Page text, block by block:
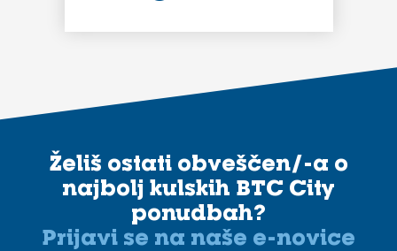
Želiš ostati obveščen/-a o
najbolj kulskih BTC City
ponudbah?
Prijavi se na naše e-novice